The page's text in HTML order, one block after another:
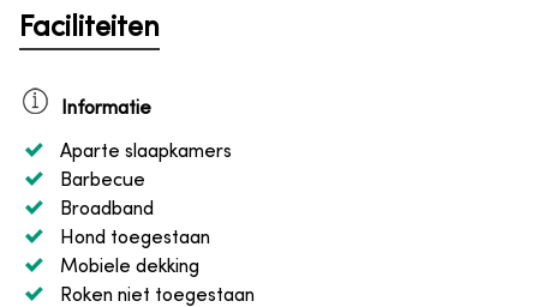
Faciliteiten
Informatie
Aparte slaapkamers
Barbecue
Broadband
Hond toegestaan
Mobiele dekking
Roken niet toegestaan